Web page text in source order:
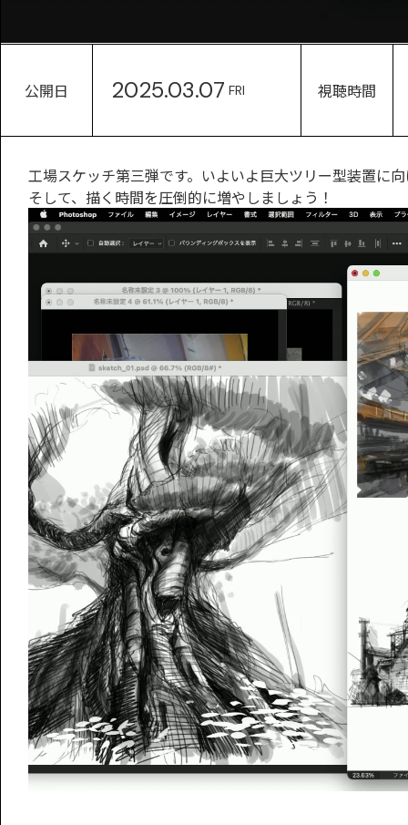
公開日 2025.03.07 FRI 視聴時間
工場スケッチ第三弾です。いよいよ巨大ツリー型装置に
そして、描く時間を圧倒的に増やしましょう！